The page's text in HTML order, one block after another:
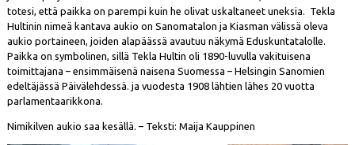
totesi, että paikka on parempi kuin he olivat uskaltaneet uneksia. Tekla
Hultinin nimeä kantava aukio on Sanomatalon ja Kiasman välissä oleva
aukio portaineen, joiden alapäässä avautuu näkymä Eduskuntatalolle.
Paikka on symbolinen, sillä Tekla Hultin oli 1890-luvulla vakituisena
toimittajana – ensimmäisenä naisena Suomessa – Helsingin Sanomien
edeltäjässä Päivälehdessä. ja vuodesta 1908 lähtien lähes 20 vuotta
parlamentaarikkona.
Nimikilven aukio saa kesällä. – Teksti: Maija Kauppinen